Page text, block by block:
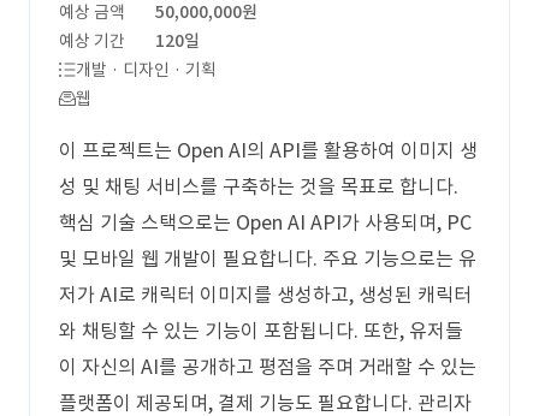
예상 금액
50,000,000원
예상 기간
120일
개발 · 디자인 · 기획
웹
이 프로젝트는 Open AI의 API를 활용하여 이미지 생
성 및 채팅 서비스를 구축하는 것을 목표로 합니다.
핵심 기술 스택으로는 Open AI API가 사용되며, PC
및 모바일 웹 개발이 필요합니다. 주요 기능으로는 유
저가 AI로 캐릭터 이미지를 생성하고, 생성된 캐릭터
와 채팅할 수 있는 기능이 포함됩니다. 또한, 유저들
이 자신의 AI를 공개하고 평점을 주며 거래할 수 있는
플랫폼이 제공되며, 결제 기능도 필요합니다. 관리자